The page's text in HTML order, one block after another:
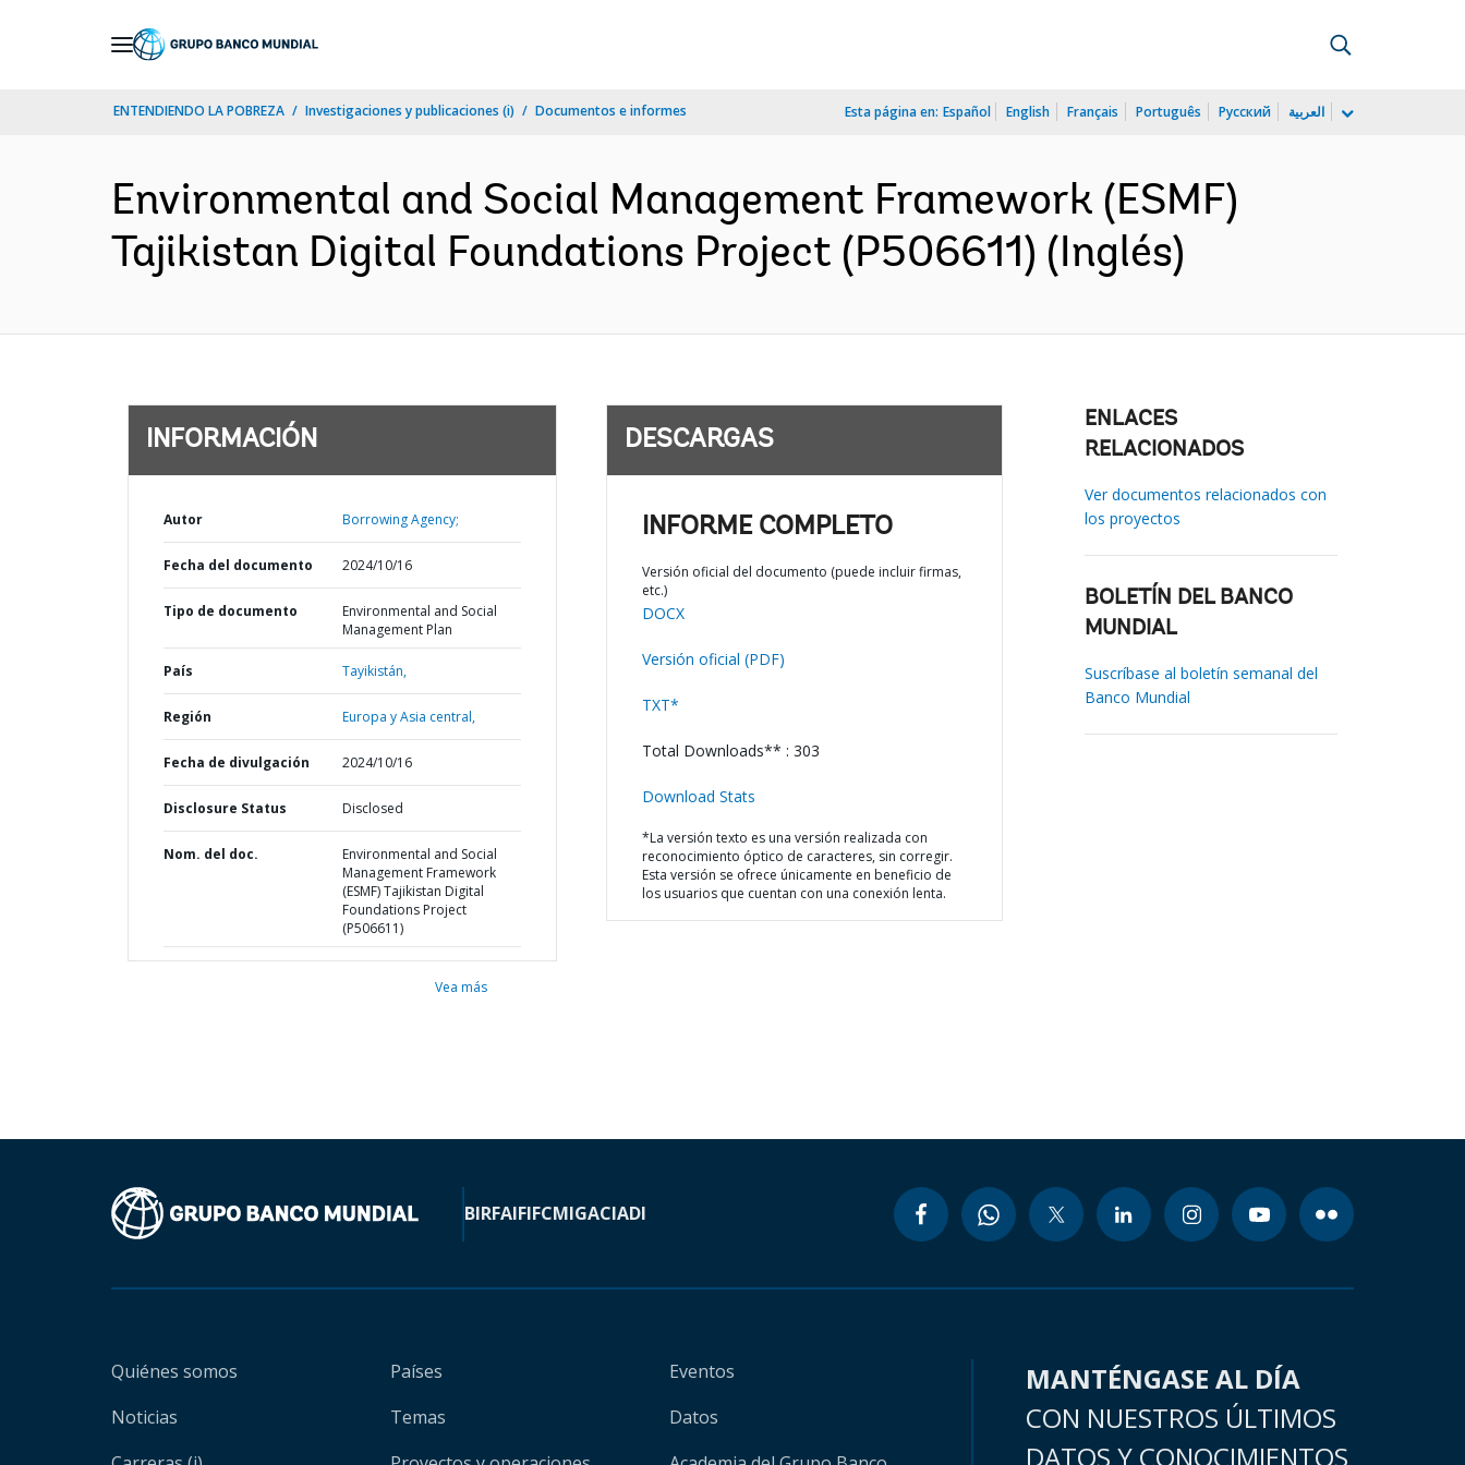
ENTENDIENDO LA POBREZA Investigaciones y publicaciones (i) Documentos e informes Esta página en: Español English Français Português Русский العربية
Environmental and Social Management Framework (ESMF)
Tajikistan Digital Foundations Project (P506611) (Inglés)
INFORMACIÓN
Autor Borrowing Agency;
Fecha del documento 2024/10/16
Tipo de documento
Environmental and Social
Management Plan
País Tayikistán,
Región Europa y Asia central,
Fecha de divulgación 2024/10/16
Disclosure Status Disclosed
Nom. del doc.
Environmental and Social
Management Framework
(ESMF) Tajikistan Digital
Foundations Project
(P506611)
Vea más
DESCARGAS
INFORME COMPLETO
Versión oficial del documento (puede incluir firmas,
etc.)
DOCX
Versión oficial (PDF)
TXT*
Total Downloads** : 303
Download Stats
*La versión texto es una versión realizada con
reconocimiento óptico de caracteres, sin corregir.
Esta versión se ofrece únicamente en beneficio de
los usuarios que cuentan con una conexión lenta.
ENLACES
RELACIONADOS
Ver documentos relacionados con
los proyectos
BOLETÍN DEL BANCO
MUNDIAL
Suscríbase al boletín semanal del
Banco Mundial
BIRFAIFIFCMIGACIADI
Quiénes somos
Noticias
Países
Temas
Eventos
Datos
MANTÉNGASE AL DÍA
CON NUESTROS ÚLTIMOS
DATOS Y CONOCIMIENTOS